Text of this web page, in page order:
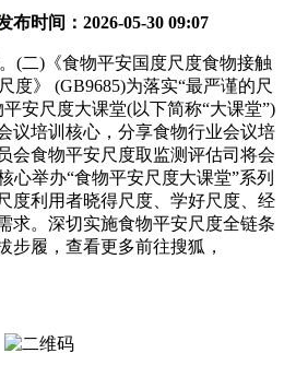
布时间： 2026-05-30 09:07
)《食物平安国度尺度食物接触
度》 (GB9685)为落实“最严谨的尺
安尺度大课堂(以下简称“大课堂”)
议培训核心，分享食物行业会议培
会食物平安尺度取监测评估司将会
心举办“食物平安尺度大课堂”系列
度利用者晓得尺度、学好尺度、经
求。深切实施食物平安尺度全链条
步履，查看更多前往搜狐，